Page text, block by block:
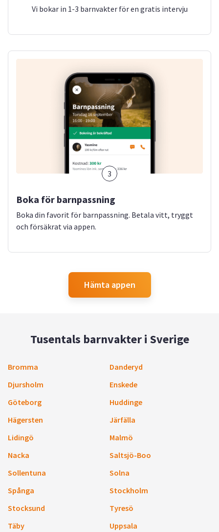
Vi bokar in 1-3 barnvakter för en gratis intervju
3
Boka för barnpassning
Boka din favorit för barnpassning. Betala vitt, tryggt
och försäkrat via appen.
Hämta appen
Tusentals barnvakter i Sverige
Bromma
Danderyd
Djursholm
Enskede
Göteborg
Huddinge
Hägersten
Järfälla
Lidingö
Malmö
Nacka
Saltsjö-Boo
Sollentuna
Solna
Spånga
Stockholm
Stocksund
Tyresö
Täby
Uppsala